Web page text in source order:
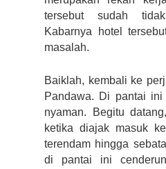
tersebut sudah
Kabarnya hotel
masalah.
Baiklah, kembali ke
Pandawa. Di pantai
nyaman. Begitu
ketika diajak masuk
terendam hingga
di pantai ini